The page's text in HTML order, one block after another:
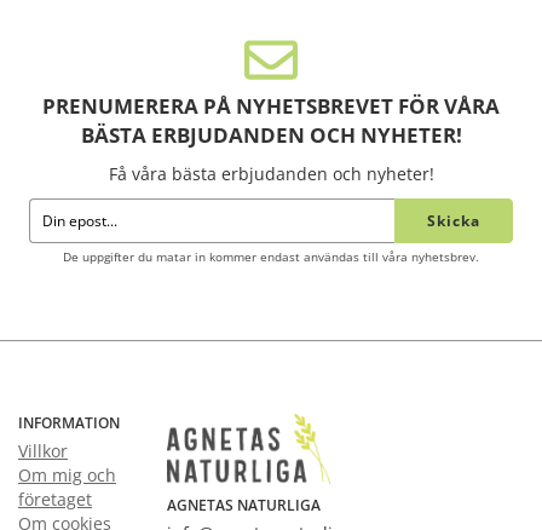
PRENUMERERA PÅ NYHETSBREVET FÖR VÅRA
BÄSTA ERBJUDANDEN OCH NYHETER!
Få våra bästa erbjudanden och nyheter!
Skicka
De uppgifter du matar in kommer endast användas till våra nyhetsbrev.
INFORMATION
Villkor
Om mig och
företaget
Om cookies
AGNETAS NATURLIGA